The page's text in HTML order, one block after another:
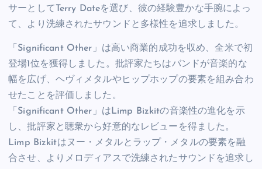
サーとしてTerry Dateを選び、彼の経験豊かな手腕によっ
て、より洗練されたサウンドと多様性を追求しました。
「Significant Other」は高い商業的成功を収め、全米で初
登場1位を獲得しました。批評家たちはバンドが音楽的な
幅を広げ、ヘヴィメタルやヒップホップの要素を組み合わ
せたことを評価しました。
「Significant Other」はLimp Bizkitの音楽性の進化を示
し、批評家と聴衆から好意的なレビューを得ました。
Limp Bizkitはヌー・メタルとラップ・メタルの要素を融
合させ、よりメロディアスで洗練されたサウンドを追求し